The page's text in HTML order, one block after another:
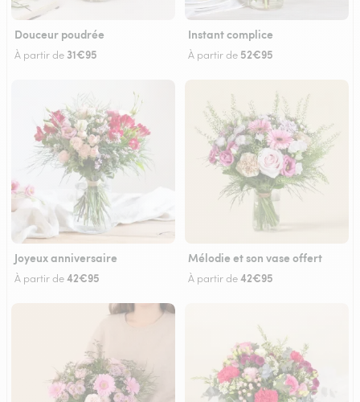
Douceur poudrée
À partir de 31€95
Instant complice
À partir de 52€95
Joyeux anniversaire
À partir de42€95
Mélodie et son vase offert
À partir de42€95